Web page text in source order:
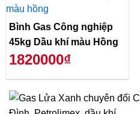
Bình Gas Công nghiệp
45kg Dầu khí màu Hồng
1820000₫